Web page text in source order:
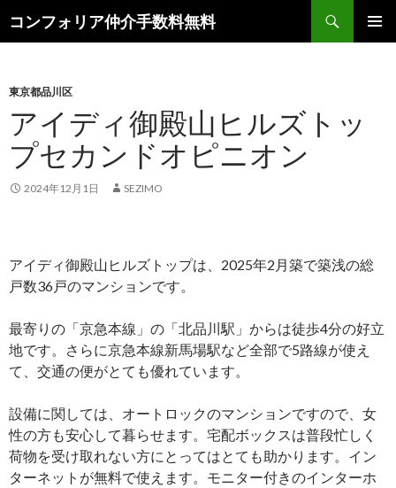
コンフォリア仲介手数料無料
索
ン
ツ
へ
ス
キ
ッ
東京都品川区
アイディ御殿山ヒルズトッ
プセカンドオピニオン
2024年12月1日 SEZIMO
アイディ御殿山ヒルズトップは、2025年2月築で築浅の総
戸数36戸のマンションです。
最寄りの「京急本線」の「北品川駅」からは徒歩4分の好立
地です。さらに京急本線新馬場駅など全部で5路線が使え
て、交通の便がとても優れています。
設備に関しては、オートロックのマンションですので、女
性の方も安心して暮らせます。宅配ボックスは普段忙しく
荷物を受け取れない方にとってはとても助かります。イン
ターネットが無料で使えます。モニター付きのインターホ